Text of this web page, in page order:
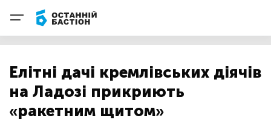
Елітні дачі кремлівських діячів
на Ладозі прикриють
«ракетним щитом»